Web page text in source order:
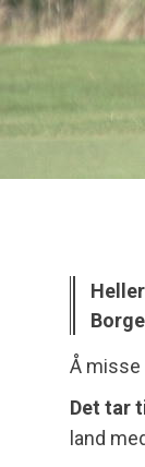
Å misse
Det tar
land